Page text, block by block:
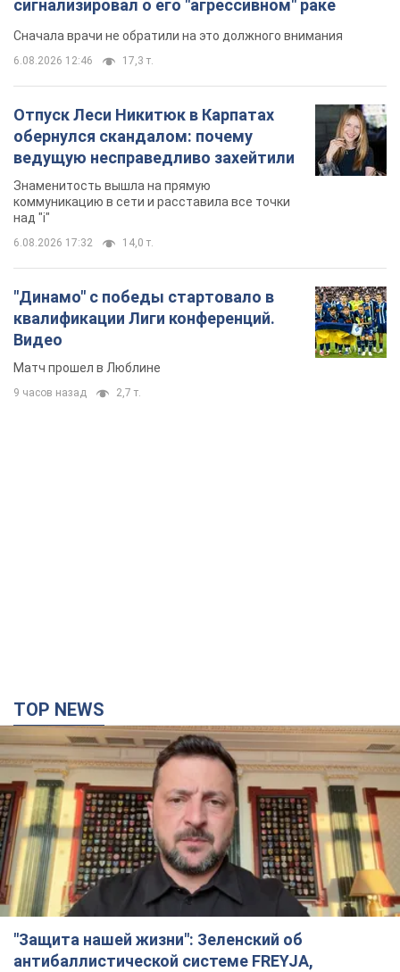
сигнализировал о его "агрессивном" раке
Сначала врачи не обратили на это должного внимания
6.08.2026 12:46 17,3 т.
Отпуск Леси Никитюк в Карпатах
обернулся скандалом: почему
ведущую несправедливо захейтили
Знаменитость вышла на прямую
коммуникацию в сети и расставила все точки
над "i"
6.08.2026 17:32 14,0 т.
"Динамо" с победы стартовало в
квалификации Лиги конференций.
Видео
Матч прошел в Люблине
9 часов назад 2,7 т.
TOP NEWS
"Защита нашей жизни": Зеленский об
антибаллистической системе FREYJA,